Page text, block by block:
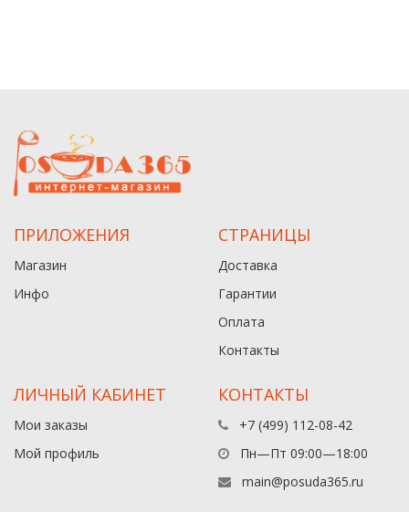
ПРИЛОЖЕНИЯ
Магазин
Инфо
СТРАНИЦЫ
Доставка
Гарантии
Оплата
Контакты
ЛИЧНЫЙ КАБИНЕТ
Мои заказы
Мой профиль
КОНТАКТЫ
+7 (499) 112-08-42
Пн—Пт 09:00—18:00
main@posuda365.ru